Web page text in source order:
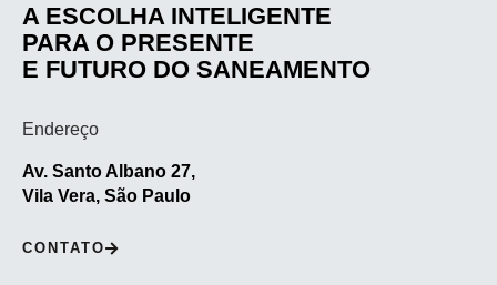
A ESCOLHA INTELIGENTE
PARA O PRESENTE
E FUTURO DO SANEAMENTO
Endereço
Av. Santo Albano 27,
Vila Vera, São Paulo
CONTATO